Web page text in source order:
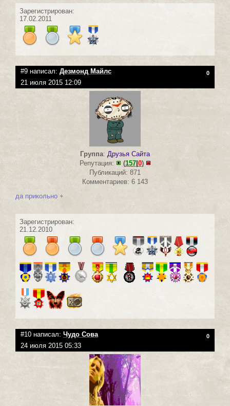
Зарегистрирован:
17.02.2011
#9 написал: Дезмонд Майлс 0
21 июля 2015 12:09
Группа: Друзья Сайта
Репутация:
(157| 0)
Публикаций: 871
Комментариев: 6 143
да прикольно +
Зарегистрирован:
21.12.2010
#10 написал: Чудо Сова 0
24 июля 2015 05:33